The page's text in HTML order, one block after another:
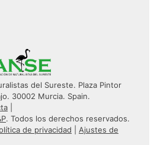
del Sureste. Plaza Pintor
30002 Murcia. Spain.
. Todos los derechos reservados.
de privacidad
Ajustes de